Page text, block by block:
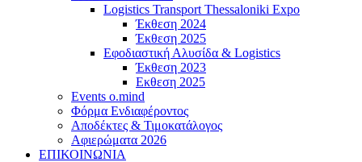
Logistics Transport Thessaloniki Expo
Έκθεση 2024
Έκθεση 2025
Εφοδιαστική Αλυσίδα & Logistics
Έκθεση 2023
Εκθεση 2025
Events o.mind
Φόρμα Ενδιαφέροντος
Αποδέκτες & Τιμοκατάλογος
Αφιερώματα 2026
ΕΠΙΚΟΙΝΩΝΙΑ